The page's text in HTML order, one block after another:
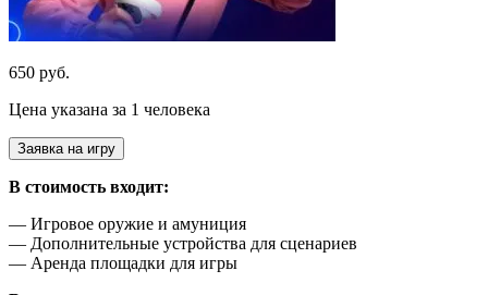
650 руб.
Цена указана за 1 человека
Заявка на игру
В стоимость входит:
— Игровое оружие и амуниция
— Дополнительные устройства для сценариев
— Аренда площадки для игры